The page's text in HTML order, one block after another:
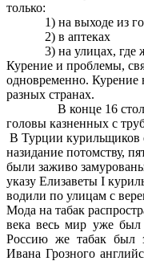
только:
1) на выходе из
2) в аптеках
3) на улицах, где
Курение и проблемы,
одновременно. Курение
В конце 16
головы казненных с
В Турции курильщиков
назидание потомству,
были заживо
указу Елизаветы I
водили по улицам с
Мода на табак
века весь мир уже был
Россию же табак был
Ивана Грозного